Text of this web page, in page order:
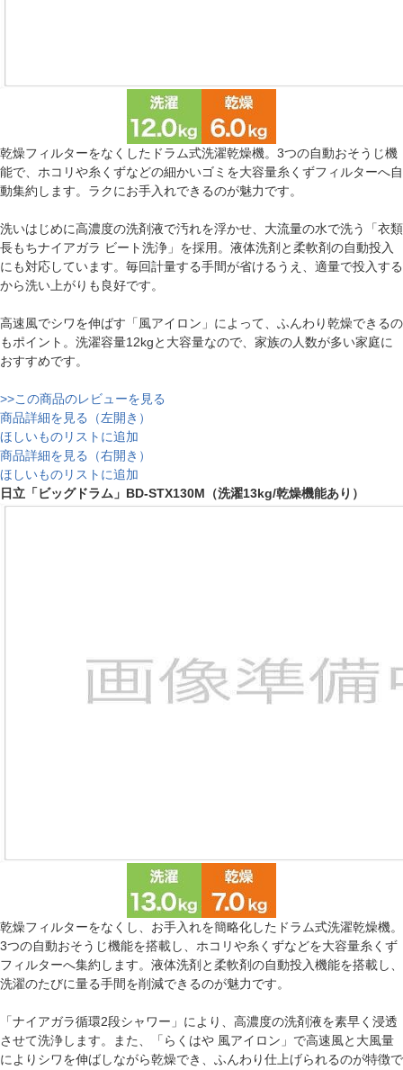
乾燥フィルターをなくしたドラム式洗濯乾燥機。3つの自動おそうじ機
能で、ホコリや糸くずなどの細かいゴミを大容量糸くずフィルターへ自
動集約します。ラクにお手入れできるのが魅力です。
洗いはじめに高濃度の洗剤液で汚れを浮かせ、大流量の水で洗う「衣類
長もちナイアガラ ビート洗浄」を採用。液体洗剤と柔軟剤の自動投入
にも対応しています。毎回計量する手間が省けるうえ、適量で投入する
から洗い上がりも良好です。
高速風でシワを伸ばす「風アイロン」によって、ふんわり乾燥できるの
もポイント。洗濯容量12kgと大容量なので、家族の人数が多い家庭に
おすすめです。
>>この商品のレビューを見る
商品詳細を見る（左開き）
ほしいものリストに追加
商品詳細を見る（右開き）
ほしいものリストに追加
日立「ビッグドラム」BD-STX130M（洗濯13kg/乾燥機能あり）
乾燥フィルターをなくし、お手入れを簡略化したドラム式洗濯乾燥機。
3つの自動おそうじ機能を搭載し、ホコリや糸くずなどを大容量糸くず
フィルターへ集約します。液体洗剤と柔軟剤の自動投入機能を搭載し、
洗濯のたびに量る手間を削減できるのが魅力です。
「ナイアガラ循環2段シャワー」により、高濃度の洗剤液を素早く浸透
させて洗浄します。また、「らくはや 風アイロン」で高速風と大風量
によりシワを伸ばしながら乾燥でき、ふんわり仕上げられるのが特徴で